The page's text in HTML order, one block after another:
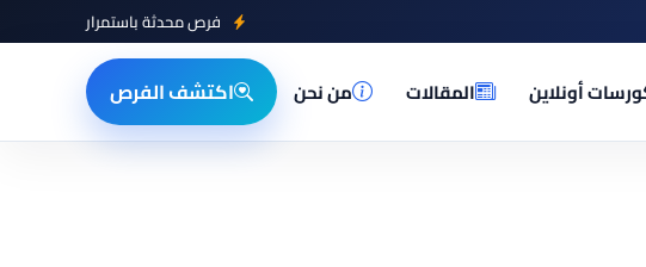
فرص محدثة باستمرار
أونلاين المقالات من نحن اكتشف الفرص